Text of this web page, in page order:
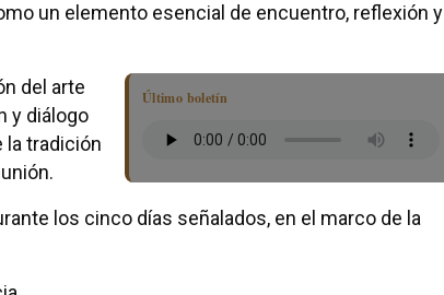
un elemento esencial de encuentro, reflexión y
Último boletín
del arte
y diálogo
la tradición
los cinco días señalados, en el marco de la